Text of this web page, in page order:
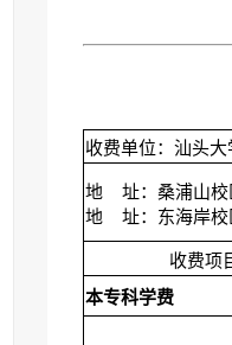
收费单位：汕头大
地 址：桑浦山校
地 址：东海岸校
收费项
本专科学费